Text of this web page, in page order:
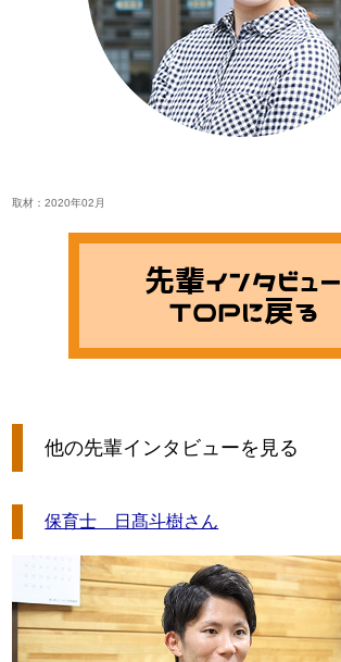
取材：2020年02月
先輩インタビュー
TOPに戻る
他の先輩インタビューを見る
保育士 日髙斗樹さん